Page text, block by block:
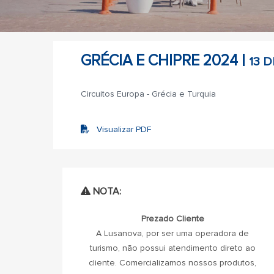
GRÉCIA E CHIPRE 2024 | 13
Circuitos Europa - Grécia e Turquia
Visualizar PDF
NOTA:
Prezado Cliente
A Lusanova, por ser uma operadora de
turismo, não possui atendimento direto ao
cliente. Comercializamos nossos produtos,